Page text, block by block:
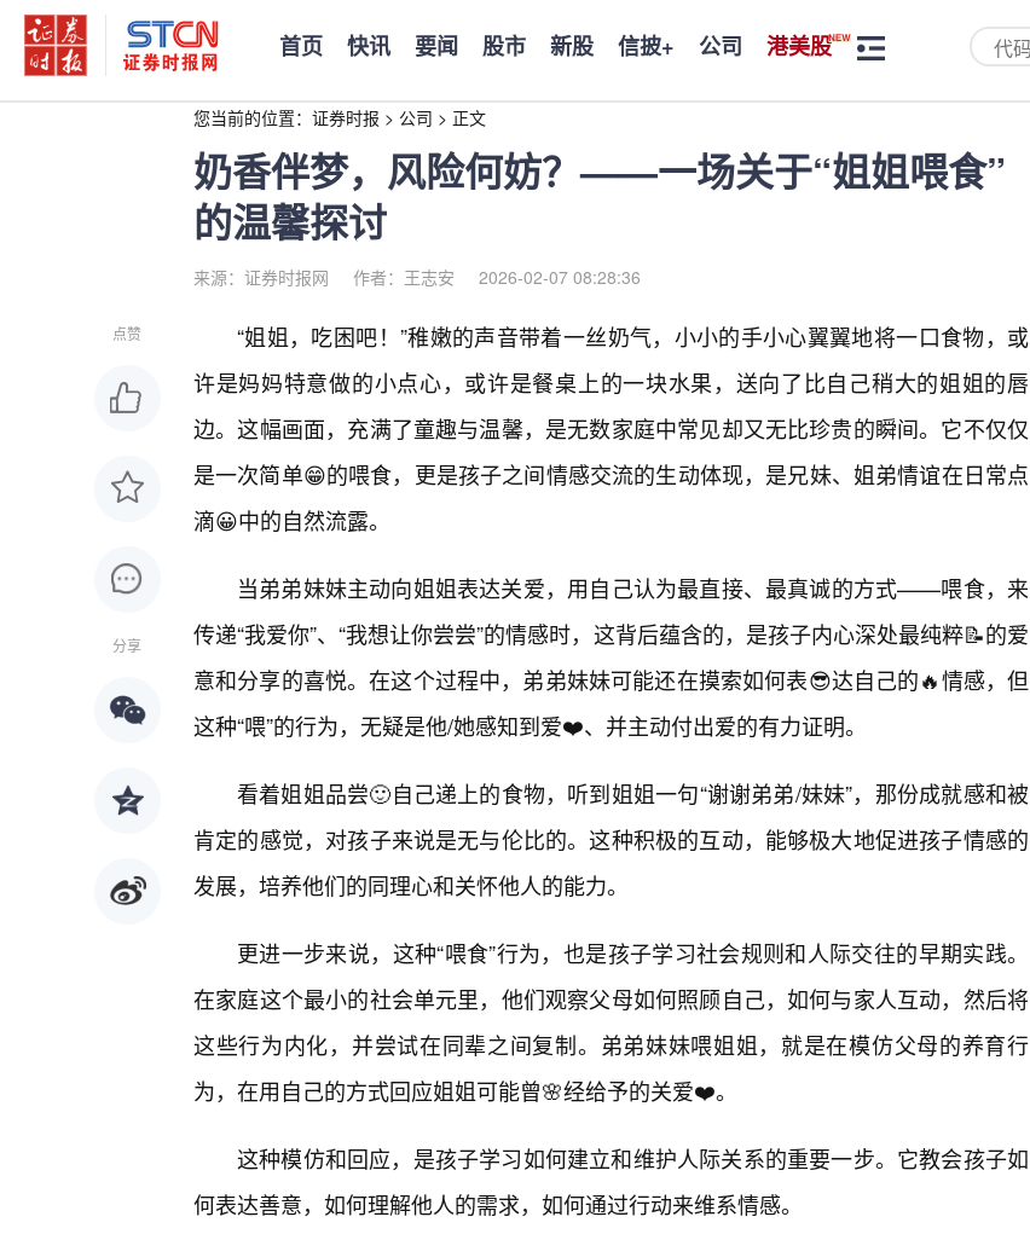
首页 快讯 要闻 股市 新股 信披+ 公司 港美股
您当前的位置： 证券时报 > 公司 > 正文
奶香伴梦，风险何妨？——一场关于“姐姐喂食”
的温馨探讨
来源：证券时报网 作者：王志安 2026-02-07 08:28:36
点赞
分享
“姐姐，吃困吧！”稚嫩的声音带着一丝奶气，小小的手小心翼翼地将一口食物，或
许是妈妈特意做的小点心，或许是餐桌上的一块水果，送向了比自己稍大的姐姐的唇
边。这幅画面，充满了童趣与温馨，是无数家庭中常见却又无比珍贵的瞬间。它不仅仅
是一次简单😁的喂食，更是孩子之间情感交流的生动体现，是兄妹、姐弟情谊在日常点
滴😀中的自然流露。
当弟弟妹妹主动向姐姐表达关爱，用自己认为最直接、最真诚的方式——喂食，来
传递“我爱你”、“我想让你尝尝”的情感时，这背后蕴含的，是孩子内心深处最纯粹📝的爱
意和分享的喜悦。在这个过程中，弟弟妹妹可能还在摸索如何表😎达自己的🔥情感，但
这种“喂”的行为，无疑是他/她感知到爱❤️、并主动付出爱的有力证明。
看着姐姐品尝🙂自己递上的食物，听到姐姐一句“谢谢弟弟/妹妹”，那份成就感和被
肯定的感觉，对孩子来说是无与伦比的。这种积极的互动，能够极大地促进孩子情感的
发展，培养他们的同理心和关怀他人的能力。
更进一步来说，这种“喂食”行为，也是孩子学习社会规则和人际交往的早期实践。
在家庭这个最小的社会单元里，他们观察父母如何照顾自己，如何与家人互动，然后将
这些行为内化，并尝试在同辈之间复制。弟弟妹妹喂姐姐，就是在模仿父母的养育行
为，在用自己的方式回应姐姐可能曾🌸经给予的关爱❤️。
这种模仿和回应，是孩子学习如何建立和维护人际关系的重要一步。它教会孩子如
何表达善意，如何理解他人的需求，如何通过行动来维系情感。